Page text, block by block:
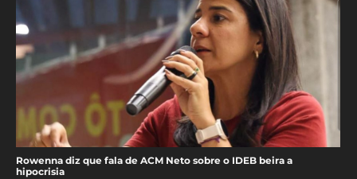
Rowenna diz que fala de ACM Neto sobre o IDEB beira a
hipocrisia